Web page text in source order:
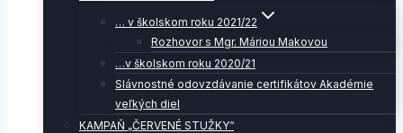
… v školskom roku 2021/22
Rozhovor s Mgr. Máriou Makovou
…v školskom roku 2020/21
Slávnostné odovzdávanie certifikátov Akadémie
veľkých diel
KAMPAŇ „ČERVENÉ STUŽKY“